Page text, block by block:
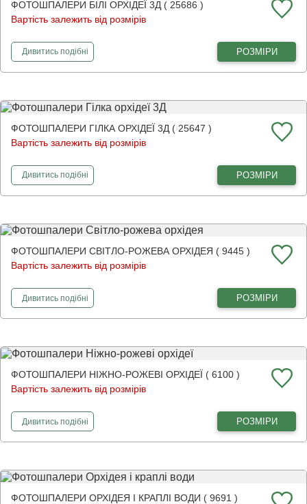
ФОТОШПАЛЕРИ БІЛІ ОРХІДЕЇ 3Д ( 25686 )
Вартість залежить від розмірів
Дивитисьфотошпалери
подібні РОЗМІРИ
ФОТОШПАЛЕРИ ГІЛКА ОРХІДЕЇ 3Д ( 25647 )
Вартість залежить від розмірів
Дивитисьфотошпалери
подібні РОЗМІРИ
ФОТОШПАЛЕРИ СВІТЛО-РОЖЕВА ОРХІДЕЯ ( 9445 )
Вартість залежить від розмірів
Дивитисьфотошпалери
подібні РОЗМІРИ
ФОТОШПАЛЕРИ НІЖНО-РОЖЕВІ ОРХІДЕЇ ( 6100 )
Вартість залежить від розмірів
Дивитисьфотошпалери
подібні РОЗМІРИ
ФОТОШПАЛЕРИ ОРХІДЕЯ І КРАПЛІ ВОДИ ( 9691 )